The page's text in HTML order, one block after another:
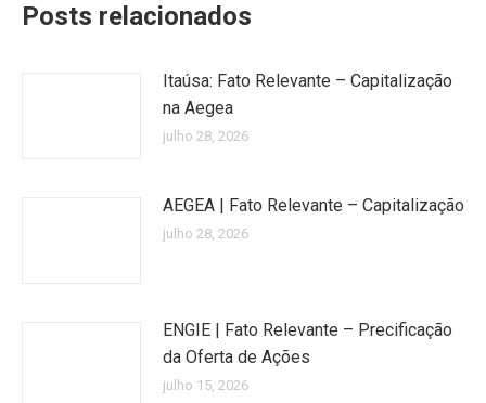
Posts relacionados
Itaúsa: Fato Relevante – Capitalização
na Aegea
julho 28, 2026
AEGEA | Fato Relevante – Capitalização
julho 28, 2026
ENGIE | Fato Relevante – Precificação
da Oferta de Ações
julho 15, 2026